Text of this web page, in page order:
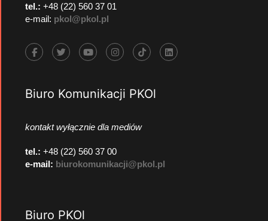
tel.: +48 (22) 560 37 01
e-mail: pkol@pkol.pl
Biuro Komunikacji PKOl
kontakt wyłącznie dla mediów
tel.: +48 (22) 560 37 00
e-mail: biurokomunikacji@pkol.pl
Biuro PKOl